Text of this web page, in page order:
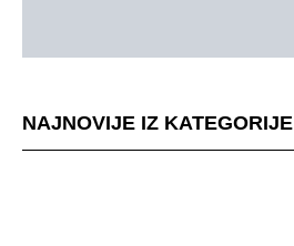
NAJNOVIJE IZ KATEGORIJE